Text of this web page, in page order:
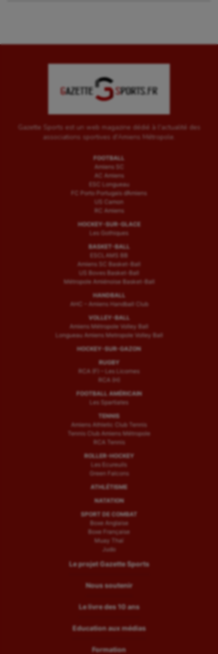
Sarbacane
Sport adapté
Sport-entreprise
Triathlon
Ultimate frisbee
Wakeboard
Gazette Sports est un web magazine dédié à l'actualité des
associations sportives d'Amiens Métropole.
FOOTBALL
Amiens SC
AC Amiens
ESC Longueau
FC Porto Portugais d’Amiens
US Camon
RC Amiens
HOCKEY-SUR-GLACE
Les Gothiques
BASKET-BALL
ESCLAMS BB
Amiens SC Basket-Ball
US Boves Basket-Ball
Métropole Amiénoise Basket-Ball
HANDBALL
AHC – Amiens Handball Club
VOLLEY-BALL
Amiens Métropole Volley Ball
Longueau Amiens Metropole Volley Ball
HOCKEY-SUR-GAZON
RUGBY
RCA (F) – Les Licornes
RCA (H)
FOOTBALL AMÉRICAIN
Les Spartiates
TENNIS
Amiens Athletic Club Tennis
Tennis Club Amiens Métropole
RCA Tennis
ROLLER-HOCKEY
Les Ecureuils
Green Falcons
ATHLÉTISME
NATATION
SPORT DE COMBAT
Boxe Anglaise
Boxe Française
Muay Thaï
Judo
Le projet Gazette Sports
Nous soutenir
Le livre des 10 ans
Education aux médias
Formation